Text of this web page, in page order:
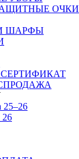
ОЧКИ
ШАРФЫ
25–26
26